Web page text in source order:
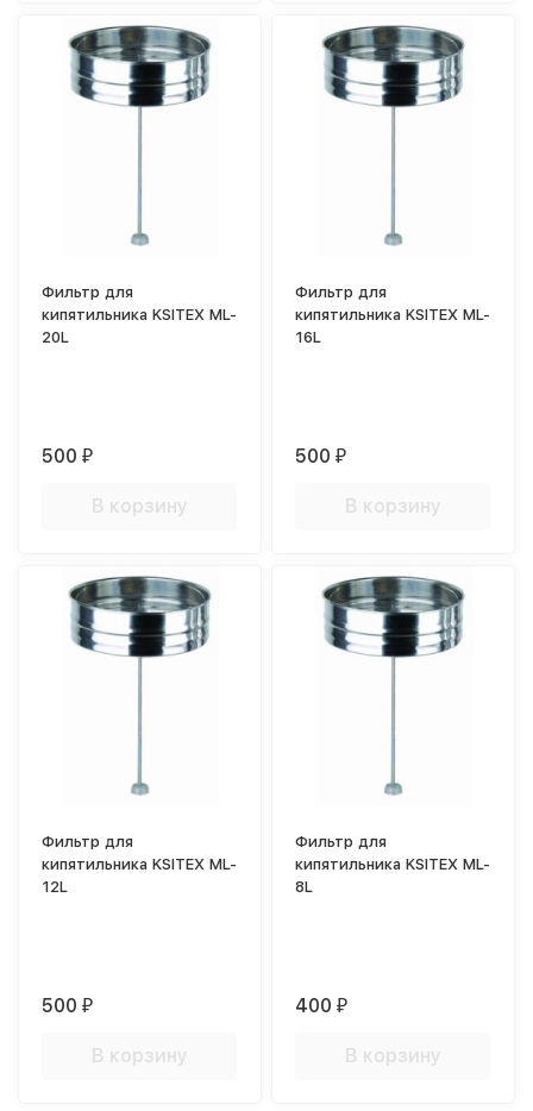
Фильтр для
кипятильника KSITEX ML-
20L
500₽
В корзину
Фильтр для
кипятильника KSITEX ML-
16L
500₽
В корзину
Фильтр для
кипятильника KSITEX ML-
12L
500₽
В корзину
Фильтр для
кипятильника KSITEX ML-
8L
400₽
В корзину